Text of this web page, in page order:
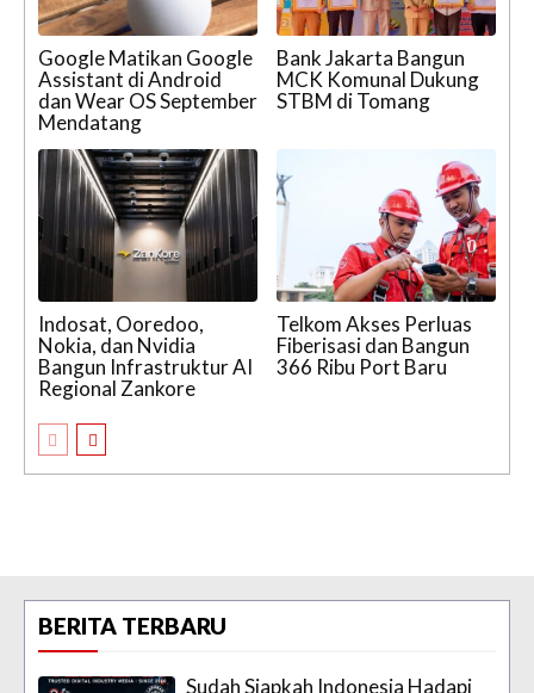
Google Matikan Google
Assistant di Android
dan Wear OS September
Mendatang
Bank Jakarta Bangun
MCK Komunal Dukung
STBM di Tomang
Indosat, Ooredoo,
Nokia, dan Nvidia
Bangun Infrastruktur AI
Regional Zankore
Telkom Akses Perluas
Fiberisasi dan Bangun
366 Ribu Port Baru
BERITA TERBARU
Sudah Siapkah Indonesia Hadapi